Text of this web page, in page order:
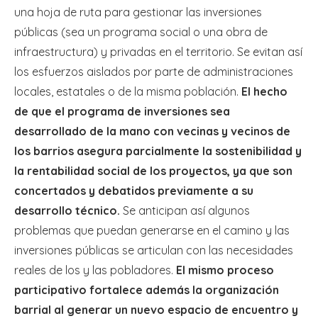
una hoja de ruta para gestionar las inversiones
públicas (sea un programa social o una obra de
infraestructura) y privadas en el territorio. Se evitan así
los esfuerzos aislados por parte de administraciones
locales, estatales o de la misma población. El hecho
de que el programa de inversiones sea
desarrollado de la mano con vecinas y vecinos de
los barrios asegura parcialmente la sostenibilidad y
la rentabilidad social de los proyectos, ya que son
concertados y debatidos previamente a su
desarrollo técnico. Se anticipan así algunos
problemas que puedan generarse en el camino y las
inversiones públicas se articulan con las necesidades
reales de los y las pobladores. El mismo proceso
participativo fortalece además la organización
barrial al generar un nuevo espacio de encuentro y